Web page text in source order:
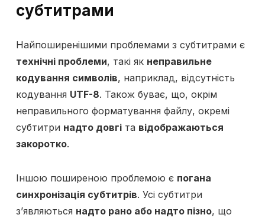
субтитрами
Найпоширенішими проблемами з субтитрами є
технічні проблеми, такі як неправильне
кодування символів, наприклад, відсутність
кодування UTF-8. Також буває, що, окрім
неправильного форматування файлу, окремі
субтитри надто довгі та відображаються
закоротко.
Іншою поширеною проблемою є погана
синхронізація субтитрів. Усі субтитри
з’являються надто рано або надто пізно, що